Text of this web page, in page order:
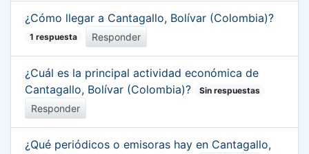
¿Cómo llegar a Cantagallo, Bolívar (Colombia)?
1 respuesta Responder
¿Cuál es la principal actividad económica de
Cantagallo, Bolívar (Colombia)?
Sin respuestas
Responder
¿Qué periódicos o emisoras hay en Cantagallo,